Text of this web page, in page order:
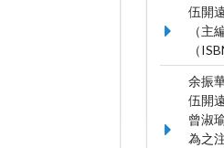
伍開
（主
（
余振
伍開
曾淑
為之